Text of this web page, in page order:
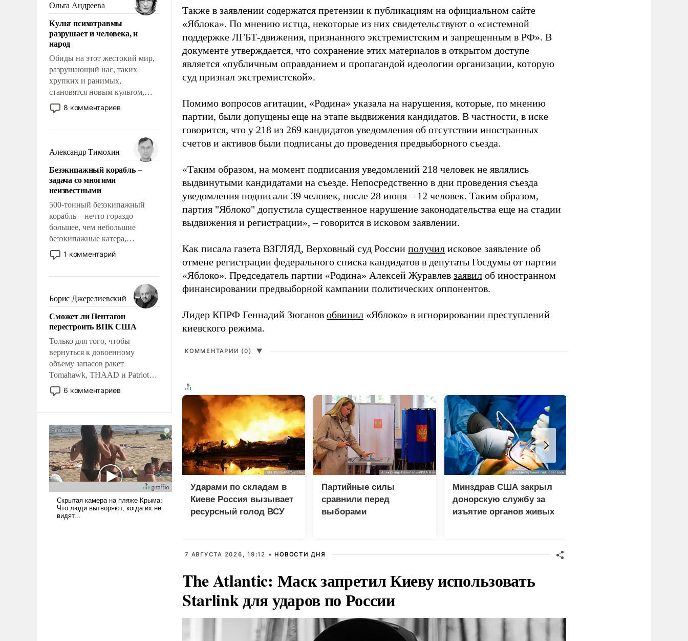
Ольга Андреева
Культ психотравмы
разрушает и человека, и
народ
Обиды на этот жестокий мир,
разрушающий нас, таких
хрупких и ранимых,
становятся новым культом,
постепенно вытесняя и
отменяя традиционное
мужественным и твердым под
ударами судьбы, брать на себя
ответственность, помогать
слабым, идти вперед и
адаптироваться.
8 комментариев
Александр Тимохин
Безэкипажный корабль –
задача со многими
неизвестными
500-тонный безэкипажный
корабль – нечто гораздо
большее, чем небольшие
безэкипажные катера,
применение которых уже
стало обыденностью. Задача по
сложна и амбициозна. Однако
и ее реализация радикально
поднимет наши боевые
возможности.
1 комментарий
Борис Джерелиевский
Сможет ли Пентагон
перестроить ВПК США
Только для того, чтобы
вернуться к довоенному
объему запасов ракет
Tomahawk, THAAD и Patriot
США потребуется более трех
лет. Даже небольшая война с
Сложившаяся ситуация
означает многолетний период
уязвимости США, например,
перед Китаем.
6 комментариев
Также в заявлении содержатся претензии к публикациям на официальном сайте
«Яблока». По мнению истца, некоторые из них свидетельствуют о «системной
поддержке ЛГБТ-движения, признанного экстремистским и запрещенным в РФ». В
документе утверждается, что сохранение этих материалов в открытом доступе
является «публичным оправданием и пропагандой идеологии организации, которую
суд признал экстремистской».
Помимо вопросов агитации, «Родина» указала на нарушения, которые, по мнению
партии, были допущены еще на этапе выдвижения кандидатов. В частности, в иске
говорится, что у 218 из 269 кандидатов уведомления об отсутствии иностранных
счетов и активов были подписаны до проведения предвыборного съезда.
«Таким образом, на момент подписания уведомлений 218 человек не являлись
выдвинутыми кандидатами на съезде. Непосредственно в дни проведения съезда
уведомления подписали 39 человек, после 28 июня – 12 человек. Таким образом,
партия "Яблоко" допустила существенное нарушение законодательства еще на стадии
выдвижения и регистрации», – говорится в исковом заявлении.
Как писала газета ВЗГЛЯД, Верховный суд России получил исковое заявление об
отмене регистрации федерального списка кандидатов в депутаты Госдумы от партии
«Яблоко». Председатель партии «Родина» Алексей Журавлев заявил об иностранном
финансировании предвыборной кампании политических оппонентов.
Лидер КПРФ Геннадий Зюганов обвинил «Яблоко» в игнорировании преступлений
киевского режима.
КОММЕНТАРИИ (0) ▼
Ударами по складам в
Киеве Россия вызывает
ресурсный голод ВСУ
Партийные силы
сравнили перед
выборами
Минздрав США закрыл
донорскую службу за
изъятие органов живых
7 АВГУСТА 2026, 19:12 • НОВОСТИ ДНЯ
The Atlantic: Маск запретил Киеву использовать
Starlink для ударов по России